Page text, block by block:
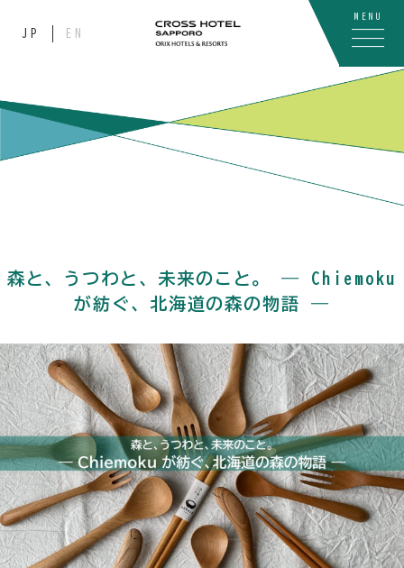
JP EN
MENU
森と、うつわと、未来のこと。 ― Chiemoku
が紡ぐ、北海道の森の物語 ―